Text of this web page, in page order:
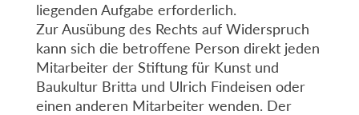
liegenden Aufgabe erforderlich.
Zur Ausübung des Rechts auf Widerspruch
kann sich die betroffene Person direkt jeden
Mitarbeiter der Stiftung für Kunst und
Baukultur Britta und Ulrich Findeisen oder
einen anderen Mitarbeiter wenden. Der